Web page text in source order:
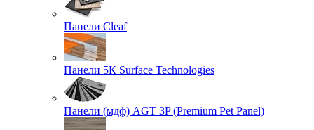
Панели Cleaf
Панели 5К Surface Technologies
Панели (мдф) AGT 3P (Premium Pet Panel)